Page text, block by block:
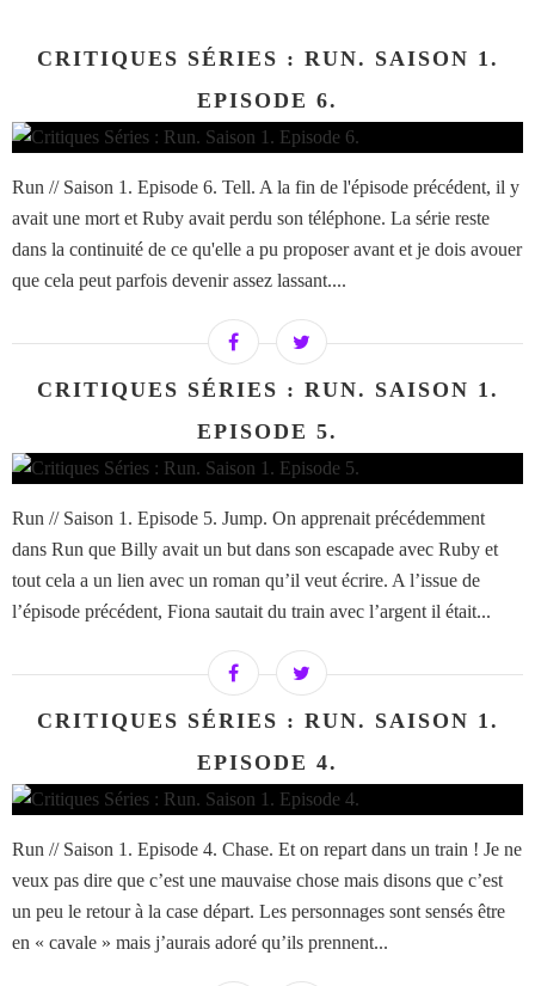
CRITIQUES SÉRIES : RUN. SAISON 1.
EPISODE 6.
Run // Saison 1. Episode 6. Tell. A la fin de l'épisode précédent, il y
avait une mort et Ruby avait perdu son téléphone. La série reste
dans la continuité de ce qu'elle a pu proposer avant et je dois avouer
que cela peut parfois devenir assez lassant....
CRITIQUES SÉRIES : RUN. SAISON 1.
EPISODE 5.
Run // Saison 1. Episode 5. Jump. On apprenait précédemment
dans Run que Billy avait un but dans son escapade avec Ruby et
tout cela a un lien avec un roman qu’il veut écrire. A l’issue de
l’épisode précédent, Fiona sautait du train avec l’argent il était...
CRITIQUES SÉRIES : RUN. SAISON 1.
EPISODE 4.
Run // Saison 1. Episode 4. Chase. Et on repart dans un train ! Je ne
veux pas dire que c’est une mauvaise chose mais disons que c’est
un peu le retour à la case départ. Les personnages sont sensés être
en « cavale » mais j’aurais adoré qu’ils prennent...